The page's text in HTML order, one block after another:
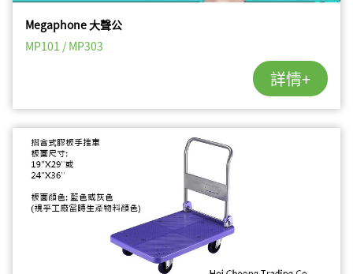
Megaphone 大聲公
MP101 / MP303
詳情+